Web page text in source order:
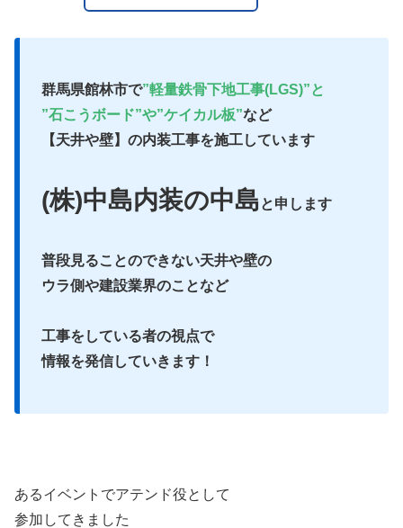
群馬県館林市で”軽量鉄骨下地工事(LGS)”と
”石こうボード”や”ケイカル板”など
【天井や壁】の内装工事を施工しています
(株)中島内装の中島 と申します
普段見ることのできない天井や壁の
ウラ側や建設業界のことなど
工事をしている者の視点で
情報を発信していきます！
あるイベントでアテンド役として
参加してきました